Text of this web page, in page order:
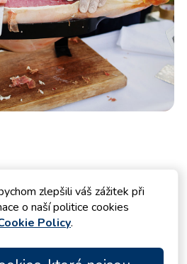
zlepšili váš zážitek při
o naší politice cookies
Policy.